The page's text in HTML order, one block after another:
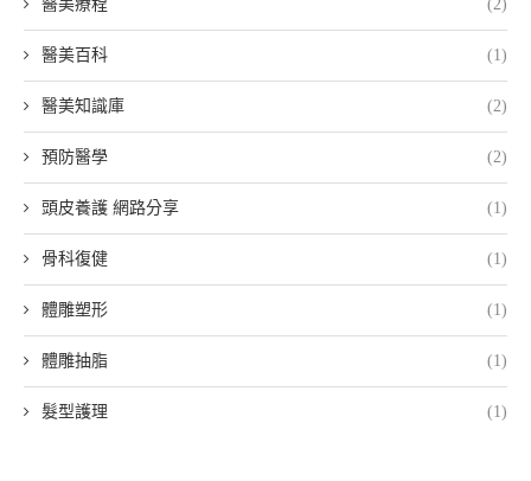
醫美療程 (2)
醫美百科 (1)
醫美知識庫 (2)
預防醫學 (2)
頭皮養護 網路分享 (1)
骨科復健 (1)
體雕塑形 (1)
體雕抽脂 (1)
髮型護理 (1)